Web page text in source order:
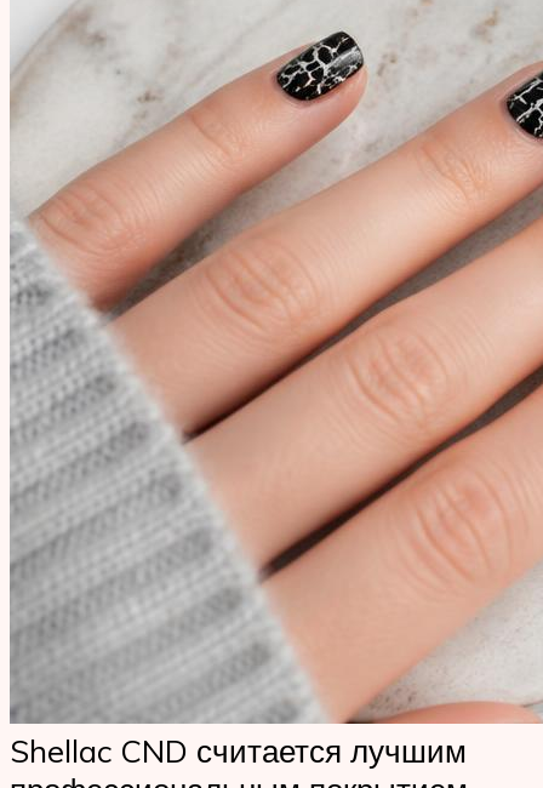
Shellac CND считается лучшим